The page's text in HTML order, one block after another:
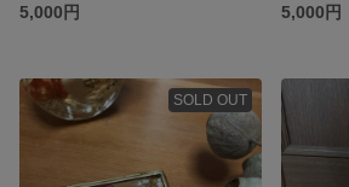
5,000円
5,000円
SOLD OUT